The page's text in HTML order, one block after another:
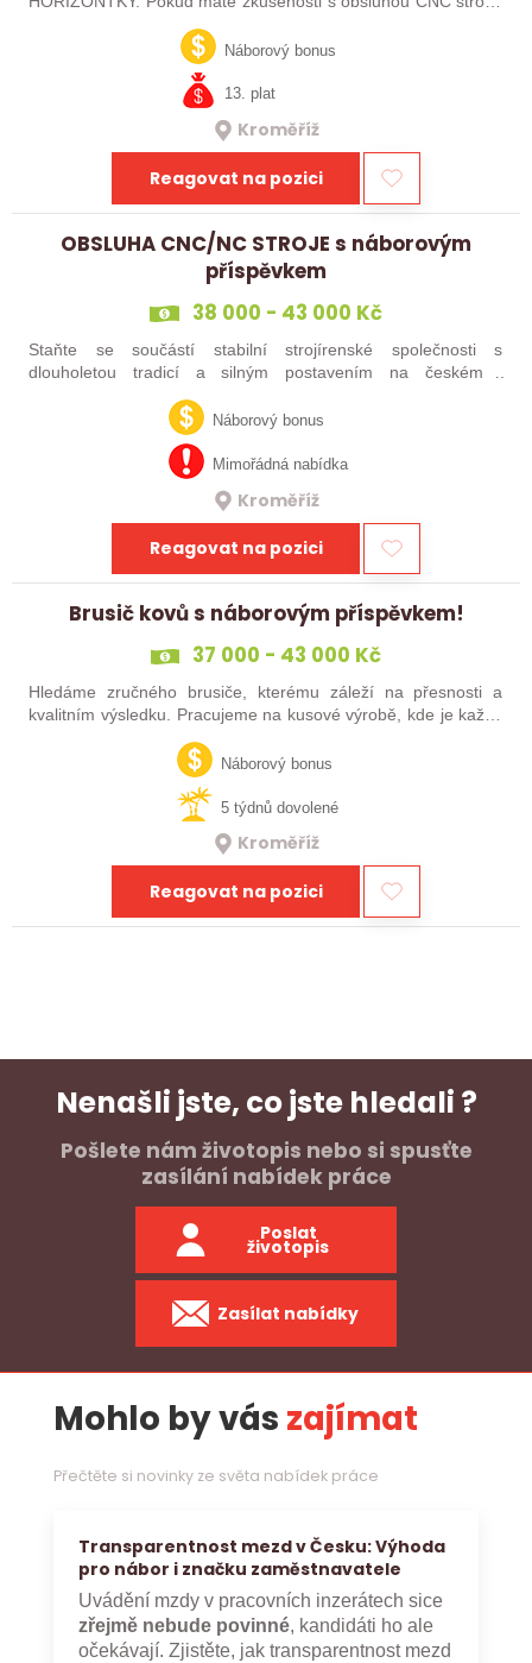
orientujete se ve výkresové dokumentaci a máte chuť naučit se
něco nového, pak jste ideálním…Náborový bonus
13. plat
Kroměříž
Reagovat na pozici
OBSLUHA CNC/NC STROJE s náborovým
příspěvkem
38 000 - 43 000 Kč
Staňte se součástí stabilní strojírenské společnosti s
dlouholetou tradicí a silným postavením na českém i
aktuálně obsazujeme více typů…
Náborový bonus
Mimořádná nabídka
Kroměříž
Reagovat na pozici
Brusič kovů s náborovým příspěvkem!
37 000 - 43 000 Kč
Hledáme zručného brusiče, kterému záleží na přesnosti a
kvalitním výsledku. Pracujeme na kusové výrobě, kde je každý
výrobek originál. Pokud už máš zkušenosti s broušením na
plocho nebo kulato – nebo…Náborový bonus
5 týdnů dovolené
Kroměříž
Reagovat na pozici
Nenašli jste, co jste hledali ?
Pošlete nám životopis nebo si spusťte
zasílání nabídek práce
Poslat
životopis
Zasílat nabídky
Mohlo by vás zajímat
Přečtěte si novinky ze světa nabídek práce
Transparentnost mezd v Česku: Výhoda
pro nábor i značku zaměstnavatele
Uvádění mzdy v pracovních inzerátech sice
zřejmě nebude povinné, kandidáti ho ale
očekávají. Zjistěte, jak transparentnost mezd